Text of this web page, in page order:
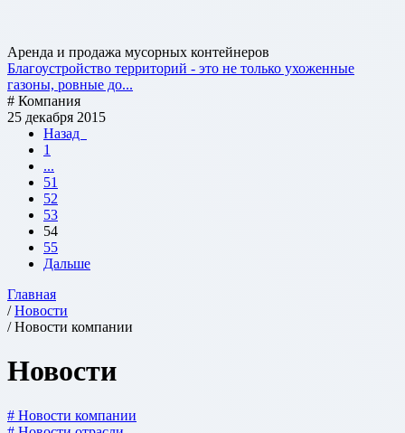
Аренда и продажа мусорных контейнеров
Благоустройство территорий - это не только ухоженные
газоны, ровные до...
# Компания
25 декабря 2015
Назад
1
...
51
52
53
54
55
Дальше
Главная
/Новости
/ Новости компании
Новости
# Новости компании